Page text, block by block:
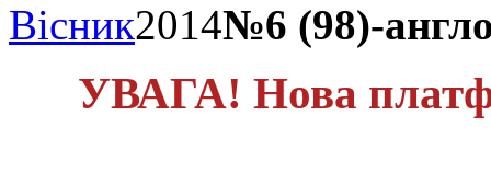
Вісник2014№6 (98)-
УВАГА! Нова